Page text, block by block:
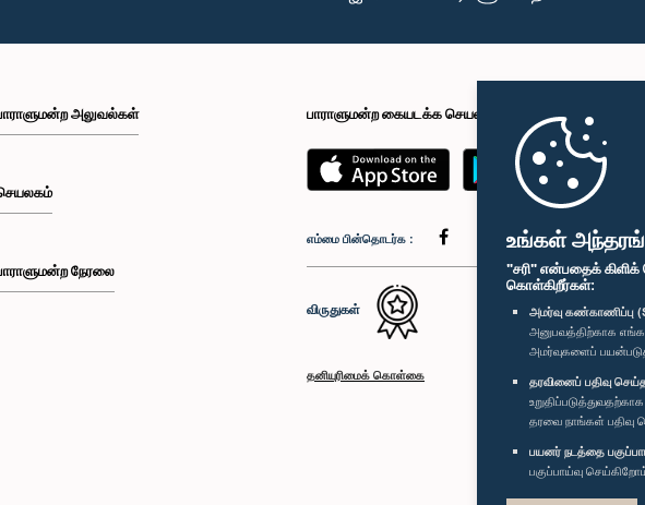
உங்கள்
"சரி" என்பதைக்
கொள்கிறீர்கள்:
அமர்வு கண்காணிப்பு
அனுபவத்திற்காக
அமர்வுகளைப்
தரவினைப் பதிவு
தரவை நாங்கள் பதிவு
பயனர் நடத்தை
பகுப்பாய்வு
அலுவல்கள்
நேரலை
பாராளுமன்ற கையடக்க செயலி
எம்மை பின்தொடர்க :
விருதுகள்
தனியுரிமைக் கொள்கை